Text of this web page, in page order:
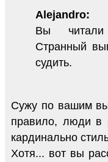
Alejandro:
Вы читали
Странный
судить.
Сужу по вашим
правило, люди в
кардинально
Хотя... вот вы